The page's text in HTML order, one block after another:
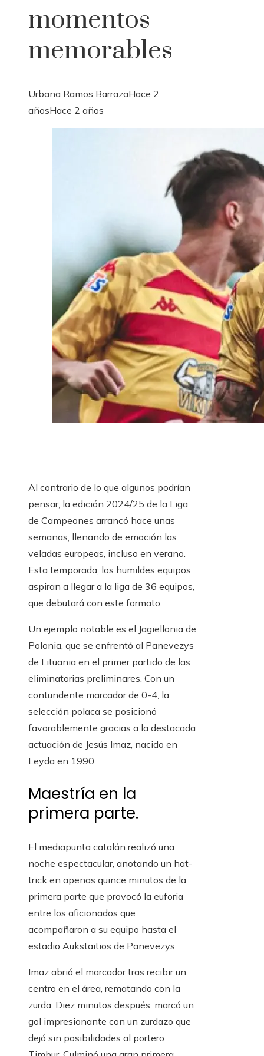
momentos
memorables
Urbana Ramos BarrazaHace 2
añosHace 2 años
Al contrario de lo que algunos podrían
pensar, la edición 2024/25 de la Liga
de Campeones arrancó hace unas
semanas, llenando de emoción las
veladas europeas, incluso en verano.
Esta temporada, los humildes equipos
aspiran a llegar a la liga de 36 equipos,
que debutará con este formato.
Un ejemplo notable es el Jagiellonia de
Polonia, que se enfrentó al Panevezys
de Lituania en el primer partido de las
eliminatorias preliminares. Con un
contundente marcador de 0-4, la
selección polaca se posicionó
favorablemente gracias a la destacada
actuación de Jesús Imaz, nacido en
Leyda en 1990.
Maestría en la
primera parte.
El mediapunta catalán realizó una
noche espectacular, anotando un hat-
trick en apenas quince minutos de la
primera parte que provocó la euforia
entre los aficionados que
acompañaron a su equipo hasta el
estadio Aukstaitios de Panevezys.
Imaz abrió el marcador tras recibir un
centro en el área, rematando con la
zurda. Diez minutos después, marcó un
gol impresionante con un zurdazo que
dejó sin posibilidades al portero